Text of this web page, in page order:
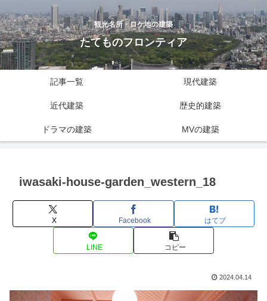
観光名所・ロケ地の建築
たてものフロンティア
記事一覧 現代建築
近代建築 歴史的建築
ドラマの建築 MVの建築
iwasaki-house-garden_western_18
X Facebook はてブ
LINE コピー
2024.04.14